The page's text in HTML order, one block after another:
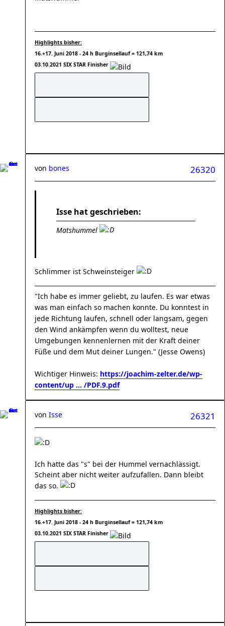
Highlights bisher:
16.+17. Juni 2018 - 24 h Burginsellauf = 121,74 km
03.10.2021 SIX STAR Finisher
26320
von bones
Isse hat geschrieben:
Matshummel
Schlimmer ist Schweinsteiger
"Ich habe es immer geliebt, zu laufen. Es war etwas
was man einfach so machen konnte. Du konntest in
jede Richtung laufen, schnell oder langsam, gegen
den Wind ankämpfen wenn du wolltest, neue
Umgebungen kennenlernen mit der Kraft deiner
Füße und dem Mut deiner Lungen." (Jesse Owens)
Wichtiger Hinweis: https://joachim-zelter.de/wp-
content/up ... /PDF.9.pdf
26321
von Isse
Ich hatte das "s" bei der Hummel vernachlässigt.
Scheint aber nicht weiter aufzufallen. Dann bleibt
das so.
Highlights bisher:
16.+17. Juni 2018 - 24 h Burginsellauf = 121,74 km
03.10.2021 SIX STAR Finisher